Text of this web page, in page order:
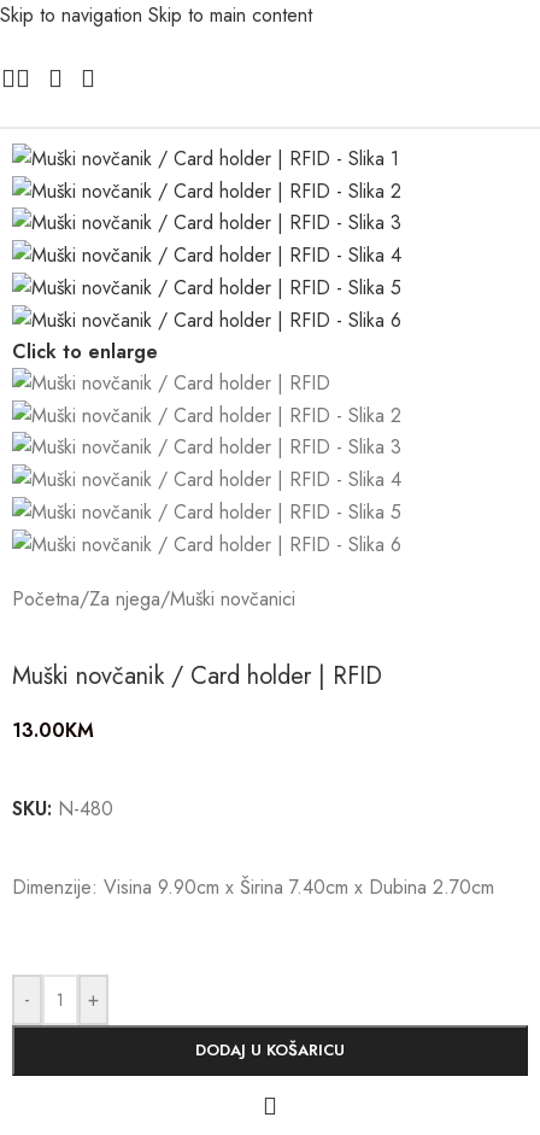
Skip to navigation Skip to main content
Click to enlarge
Početna/Za njega/Muški novčanici
Muški novčanik / Card holder | RFID
13.00KM
SKU: N-480
Dimenzije: Visina 9.90cm x Širina 7.40cm x Dubina 2.70cm
- +
DODAJ U KOŠARICU